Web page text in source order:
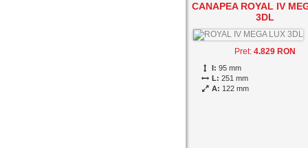
CANAPEA ROYAL IV
3DL
Pret:4.829 RON
I: 95 mm
L: 251 mm
A: 122 mm